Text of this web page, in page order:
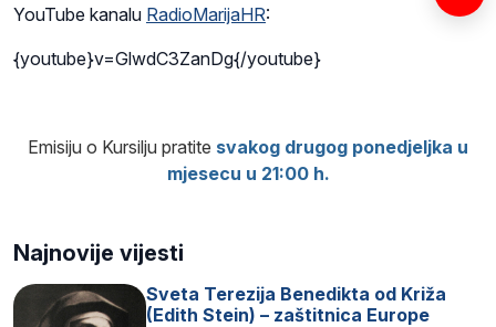
YouTube kanalu RadioMarijaHR:
{youtube}v=GlwdC3ZanDg{/youtube}
Emisiju o Kursilju pratite svakog drugog ponedjeljka u
mjesecu u 21:00 h.
Najnovije vijesti
Sveta Terezija Benedikta od Križa
(Edith Stein) – zaštitnica Europe